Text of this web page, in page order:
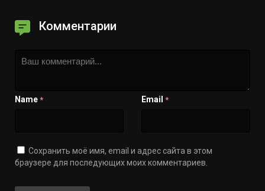
Комментарии
Name * Email *
Сохранить моё имя, email и адрес сайта в этом
браузере для последующих моих комментариев.